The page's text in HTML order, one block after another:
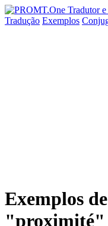
Tradução Exemplos
Exemplos
"proximité"